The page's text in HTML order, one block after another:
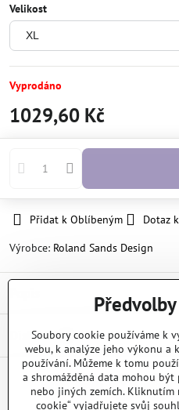
Velikost
Vyprodáno
1029,60 Kč
Přidat k Oblíbeným Dotaz
Výrobce: Roland Sands Design
Diskuse 0
FacebookTwitterBluesky
Soubory cookie používáme k
webu, k analýze jeho výkonu a
používání. Můžeme k tomu
a shromážděná data mohou být
nebo jiných zemích. Kliknutím
cookie“ vyjadřujete svůj